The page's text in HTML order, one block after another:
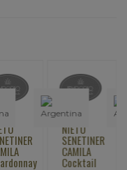
NIETO
SENETINER
CAMILA
Cocktail